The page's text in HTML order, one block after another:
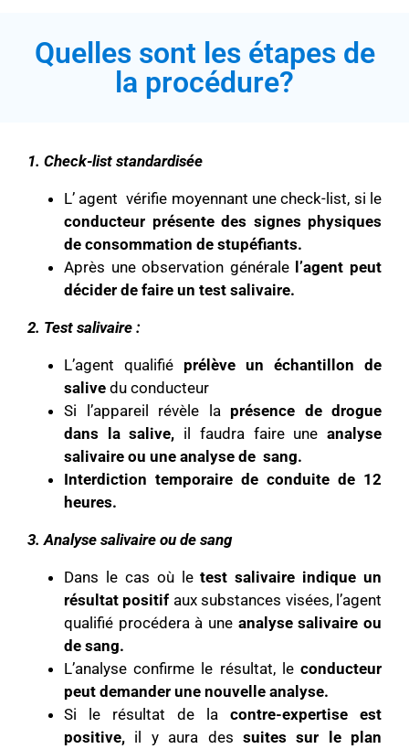
Quelles sont les étapes de
la procédure?
1. Check-list standardisée
L’ agent vérifie moyennant une check-list, si le
conducteur présente des signes physiques
de consommation de stupéfiants.
Après une observation générale l’agent peut
décider de faire un test salivaire.
2. Test salivaire :
L’agent qualifié prélève un échantillon de
salive du conducteur
Si l’appareil révèle la présence de drogue
dans la salive, il faudra faire uneanalyse
salivaire ou une analyse de sang.
Interdiction temporaire de conduite de 12
heures.
3. Analyse salivaire ou de sang
Dans le cas où letest salivaire indique un
résultat positif aux substances visées, l’agent
qualifié procédera à une analyse salivaire ou
de sang.
L’analyse confirme le résultat, le conducteur
peut demander une nouvelle analyse.
Si le résultat de la contre-expertise est
positive, il y aura des suites sur le plan